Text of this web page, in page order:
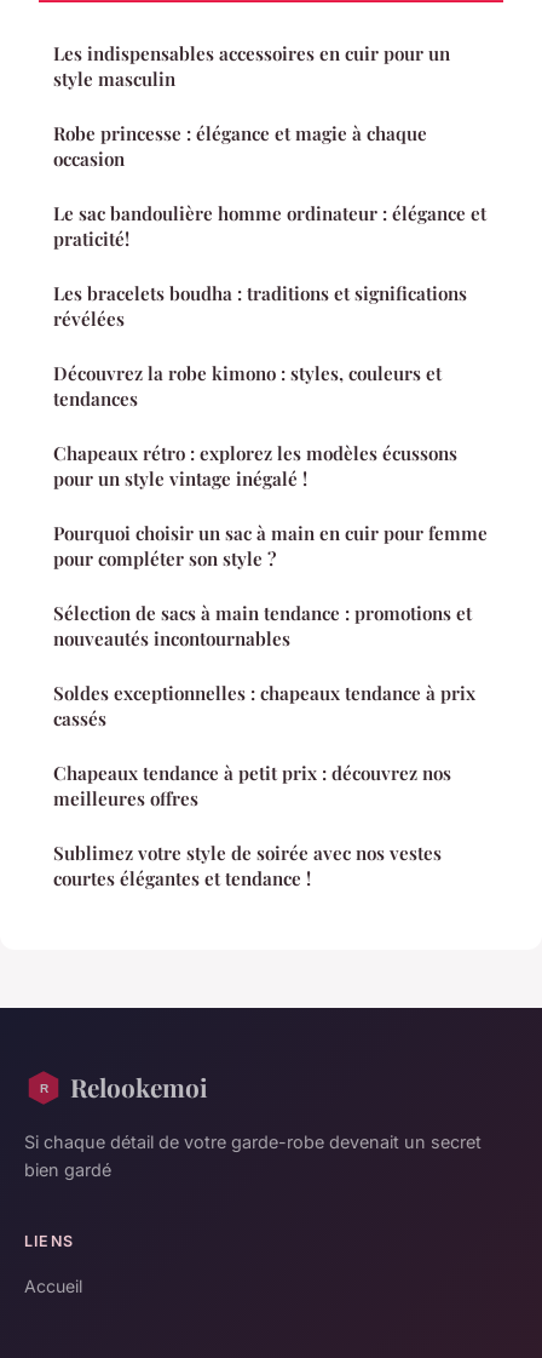
Les indispensables accessoires en cuir pour un
style masculin
Robe princesse : élégance et magie à chaque
occasion
Le sac bandoulière homme ordinateur : élégance et
praticité!
Les bracelets boudha : traditions et significations
révélées
Découvrez la robe kimono : styles, couleurs et
tendances
Chapeaux rétro : explorez les modèles écussons
pour un style vintage inégalé !
Pourquoi choisir un sac à main en cuir pour femme
pour compléter son style ?
Sélection de sacs à main tendance : promotions et
nouveautés incontournables
Soldes exceptionnelles : chapeaux tendance à prix
cassés
Chapeaux tendance à petit prix : découvrez nos
meilleures offres
Sublimez votre style de soirée avec nos vestes
courtes élégantes et tendance !
Relookemoi
Si chaque détail de votre garde-robe devenait un secret
bien gardé
LIENS
Accueil